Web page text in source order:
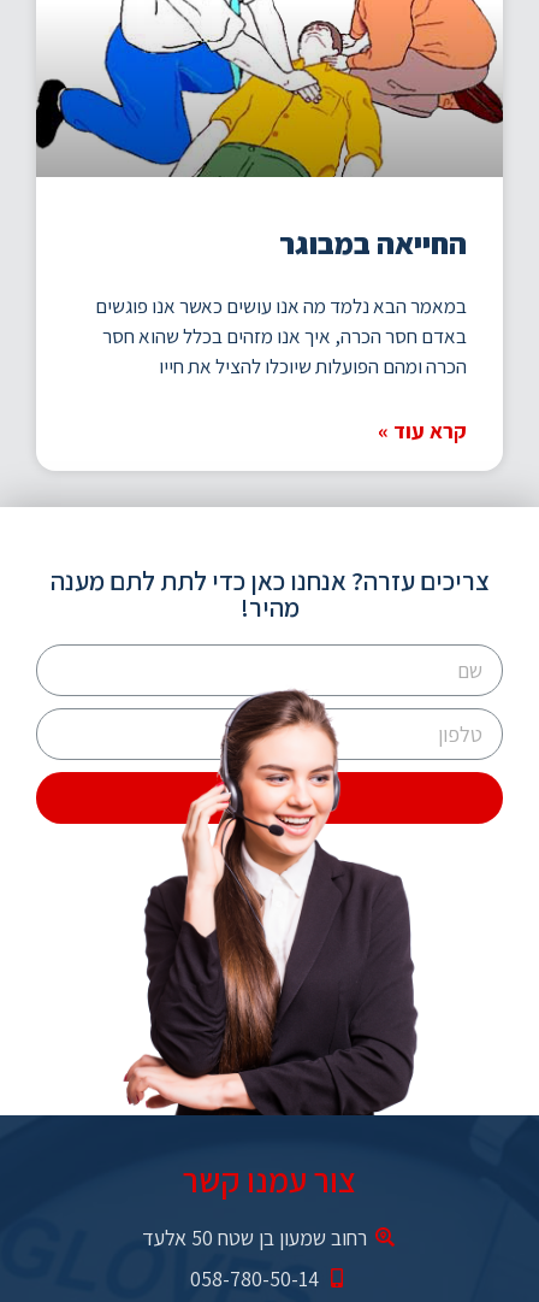
החייאה במבוגר
במאמר הבא נלמד מה אנו עושים כאשר אנו פוגשים
באדם חסר הכרה, איך אנו מזהים בכלל שהוא חסר
הכרה ומהם הפועלות שיוכלו להציל את חייו
קרא עוד »
צריכים עזרה? אנחנו כאן כדי לתת לתם מענה
מהיר!
שליחה
צור עמנו קשר
רחוב שמעון בן שטח 50 אלעד​
058-780-50-14​